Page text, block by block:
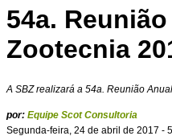
54a.
Zootecnia
A SBZ realizará a 54a. Reunião
por: Equipe Scot Consultoria
Segunda-feira, 24 de abril de 2017 -